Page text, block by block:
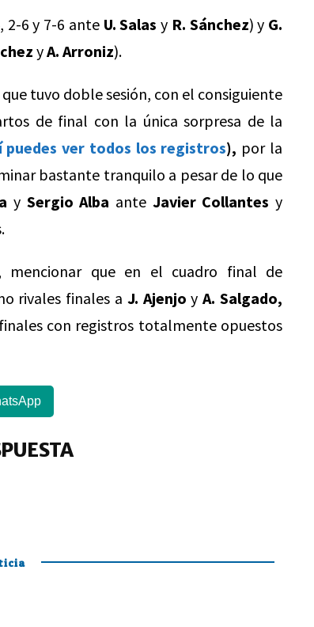
2-6 y 7-6 ante U. Salas y R. Sánchez) y G.
yA. Arroniz).
tuvo doble sesión, con el consiguiente
de final con la única sorpresa de la
puedes ver todos los registros), por la
bastante tranquilo a pesar de lo que
y Sergio Alba ante Javier Collantes y
mencionar que en el cuadro final de
rivales finales a J. Ajenjo yA. Salgado,
con registros totalmente opuestos